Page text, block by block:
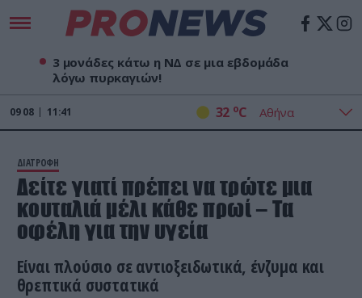
3 μονάδες κάτω η ΝΔ σε μια εβδομάδα
λόγω πυρκαγιών!
09 08 11:41 32 oC
ΔΙΑΤΡΟΦΗ
Δείτε γιατί πρέπει να τρώτε μια
κουταλιά μέλι κάθε πρωί – Τα
οφέλη για την υγεία
Είναι πλούσιο σε αντιοξειδωτικά, ένζυμα και
θρεπτικά συστατικά